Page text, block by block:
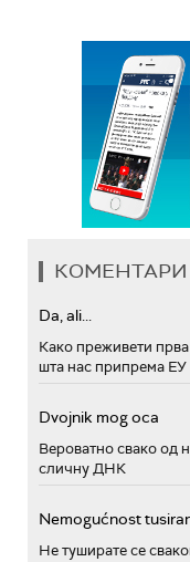
КОМЕНТАРИ
Da, ali...
Како преживети
шта нас припрема ЕУ
Dvojnik mog oca
Вероватно свако од
сличну ДНК
Nemogućnost
Не туширате се